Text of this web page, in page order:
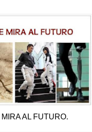
AL FUTURO.